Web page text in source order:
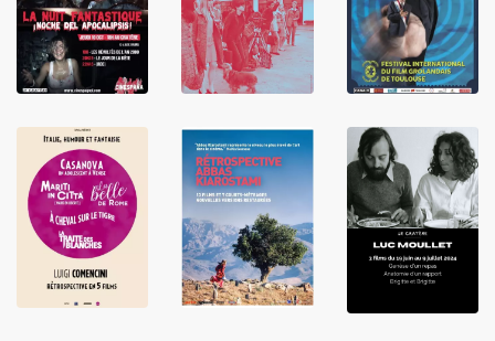
LIRE LIRE LIRE
LIRE LIRE LIRE